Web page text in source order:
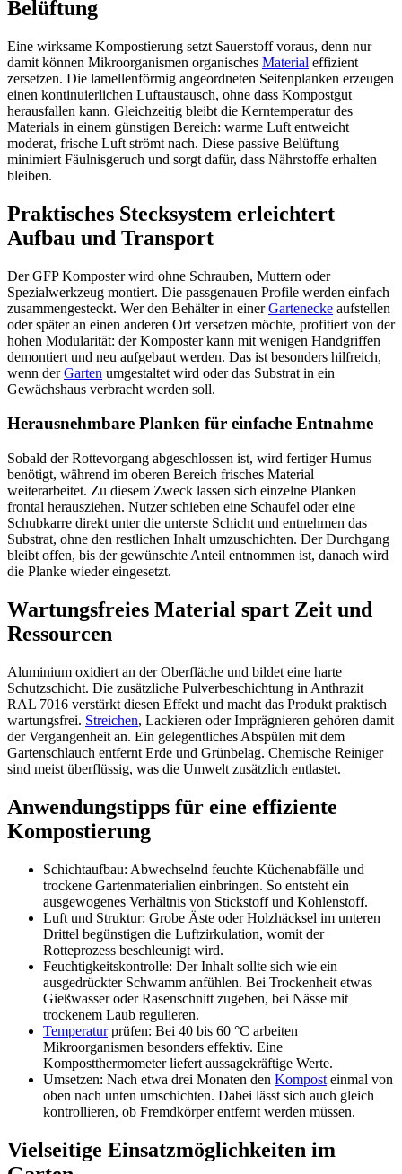
Belüftung
Eine wirksame Kompostierung setzt Sauerstoff voraus, denn nur
damit können Mikroorganismen organisches Material effizient
zersetzen. Die lamellenförmig angeordneten Seitenplanken erzeugen
einen kontinuierlichen Luftaustausch, ohne dass Kompostgut
herausfallen kann. Gleichzeitig bleibt die Kerntemperatur des
Materials in einem günstigen Bereich: warme Luft entweicht
moderat, frische Luft strömt nach. Diese passive Belüftung
minimiert Fäulnisgeruch und sorgt dafür, dass Nährstoffe erhalten
bleiben.
Praktisches Stecksystem erleichtert
Aufbau und Transport
Der GFP Komposter wird ohne Schrauben, Muttern oder
Spezialwerkzeug montiert. Die passgenauen Profile werden einfach
zusammengesteckt. Wer den Behälter in einerGartenecke aufstellen
oder später an einen anderen Ort versetzen möchte, profitiert von der
hohen Modularität: der Komposter kann mit wenigen Handgriffen
demontiert und neu aufgebaut werden. Das ist besonders hilfreich,
wenn derGarten umgestaltet wird oder das Substrat in ein
Gewächshaus verbracht werden soll.
Herausnehmbare Planken für einfache Entnahme
Sobald der Rottevorgang abgeschlossen ist, wird fertiger Humus
benötigt, während im oberen Bereich frisches Material
weiterarbeitet. Zu diesem Zweck lassen sich einzelne Planken
frontal herausziehen. Nutzer schieben eine Schaufel oder eine
Schubkarre direkt unter die unterste Schicht und entnehmen das
Substrat, ohne den restlichen Inhalt umzuschichten. Der Durchgang
bleibt offen, bis der gewünschte Anteil entnommen ist, danach wird
die Planke wieder eingesetzt.
Wartungsfreies Material spart Zeit und
Ressourcen
Aluminium oxidiert an der Oberfläche und bildet eine harte
Schutzschicht. Die zusätzliche Pulverbeschichtung in Anthrazit
RAL 7016 verstärkt diesen Effekt und macht das Produkt praktisch
wartungsfrei. Streichen, Lackieren oder Imprägnieren gehören damit
der Vergangenheit an. Ein gelegentliches Abspülen mit dem
Gartenschlauch entfernt Erde und Grünbelag. Chemische Reiniger
sind meist überflüssig, was die Umwelt zusätzlich entlastet.
Anwendungstipps für eine effiziente
Kompostierung
Schichtaufbau: Abwechselnd feuchte Küchenabfälle und
trockene Gartenmaterialien einbringen. So entsteht ein
ausgewogenes Verhältnis von Stickstoff und Kohlenstoff.
Luft und Struktur: Grobe Äste oder Holzhäcksel im unteren
Drittel begünstigen die Luftzirkulation, womit der
Rotteprozess beschleunigt wird.
Feuchtigkeitskontrolle: Der Inhalt sollte sich wie ein
ausgedrückter Schwamm anfühlen. Bei Trockenheit etwas
Gießwasser oder Rasenschnitt zugeben, bei Nässe mit
trockenem Laub regulieren.
Temperaturprüfen: Bei 40 bis 60 °C arbeiten
Mikroorganismen besonders effektiv. Eine
Kompostthermometer liefert aussagekräftige Werte.
Umsetzen: Nach etwa drei Monaten den Kompost einmal von
oben nach unten umschichten. Dabei lässt sich auch gleich
kontrollieren, ob Fremdkörper entfernt werden müssen.
Vielseitige Einsatzmöglichkeiten im